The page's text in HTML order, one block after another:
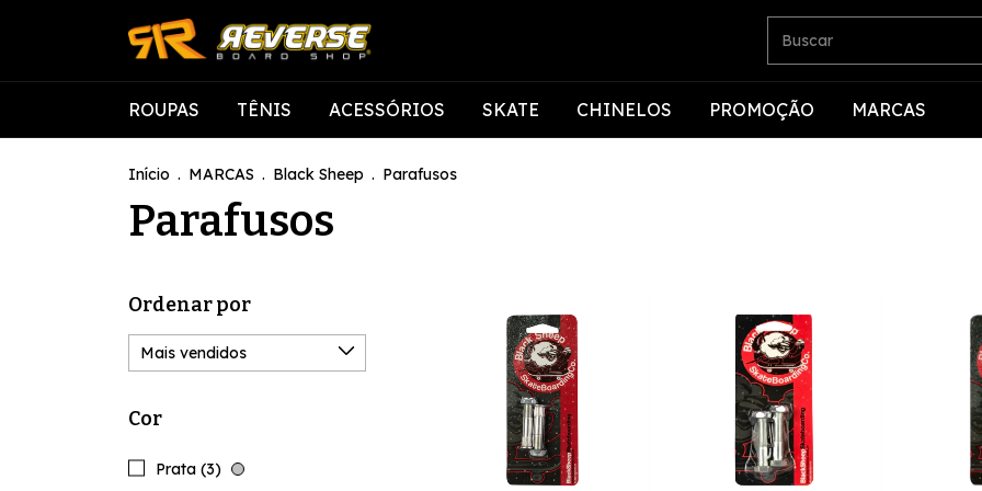
ROUPAS TÊNIS ACESSÓRIOS SKATE CHINELOS PROMOÇÃO MARCAS
Início . MARCAS . Black Sheep . Parafusos
Parafusos
Ordenar por
Cor
Prata (3)